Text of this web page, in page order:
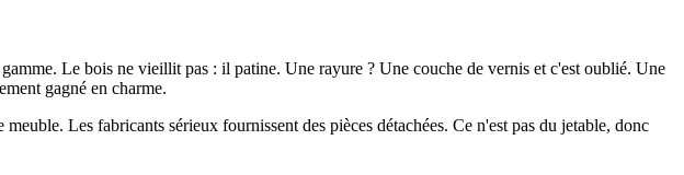
Le bois ne vieillit pas : il patine. Une rayure ? Une couche de vernis et c'est oublié. Une
gagné en charme.
Les fabricants sérieux fournissent des pièces détachées. Ce n'est pas du jetable, donc